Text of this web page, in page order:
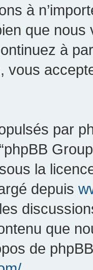
à
que
à
vous
par
la
depuis
que
de